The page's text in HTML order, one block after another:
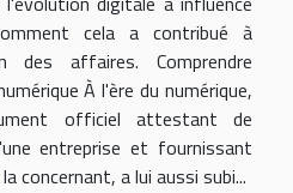
cela a contribué à
des affaires. Comprendre
À l'ère du numérique,
officiel attestant de
entreprise et fournissant
concernant, a lui aussi subi...